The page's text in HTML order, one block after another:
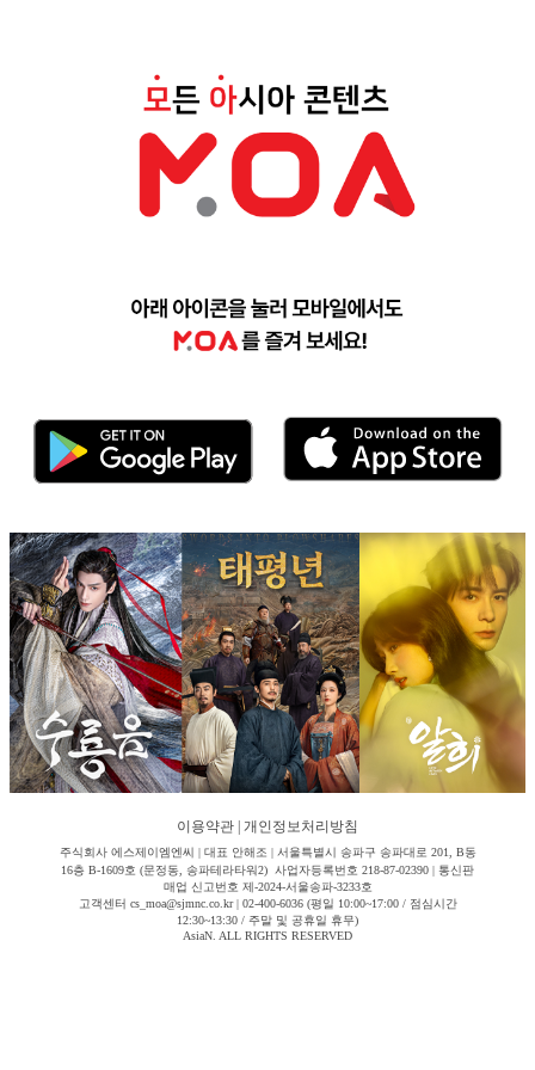
이용약관 개인정보처리방침
주식회사 에스제이엠엔씨 | 대표 안해조 | 서울특별시 송파구 송파대로 201, B동
16층 B-1609호 (문정동, 송파테라타워2) 사업자등록번호 218-87-02390 | 통신판
매업 신고번호 제-2024-서울송파-3233호
고객센터 cs_moa@sjmnc.co.kr | 02-400-6036 (평일 10:00~17:00 / 점심시간
12:30~13:30 / 주말 및 공휴일 휴무)
AsiaN. ALL RIGHTS RESERVED